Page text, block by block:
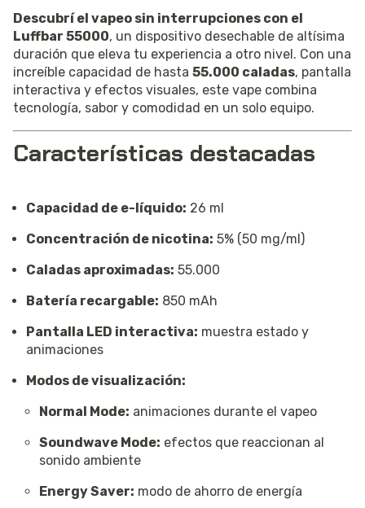
Descubrí el vapeo sin interrupciones con el
Luffbar 55000, un dispositivo desechable de altísima
duración que eleva tu experiencia a otro nivel. Con una
increíble capacidad de hasta 55.000 caladas, pantalla
interactiva y efectos visuales, este vape combina
tecnología, sabor y comodidad en un solo equipo.
Características destacadas
Capacidad de e-líquido: 26 ml
Concentración de nicotina: 5% (50 mg/ml)
Caladas aproximadas: 55.000
Batería recargable: 850 mAh
Pantalla LED interactiva: muestra estado y
animaciones
Modos de visualización:
Normal Mode: animaciones durante el vapeo
Soundwave Mode: efectos que reaccionan al
sonido ambiente
Energy Saver: modo de ahorro de energía